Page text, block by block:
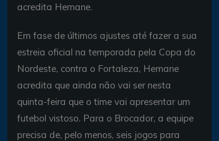
acredita Hernane.
Em fase de últimos ajustes até fazer a sua
estreia oficial na temporada pela Copa do
Nordeste, contra o Fortaleza, Hernane
acredita que ainda não vai ser nesta
quinta-feira que o time vai apresentar um
futebol vistoso. Para o Brocador, a equipe
precisa de, pelo menos, seis jogos para